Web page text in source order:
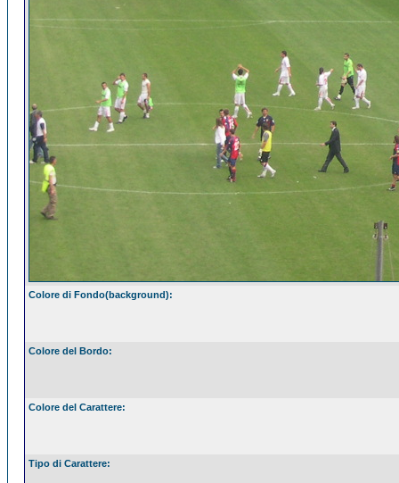
Colore di Fondo(background):
Colore del Bordo:
Colore del Carattere:
Tipo di Carattere: